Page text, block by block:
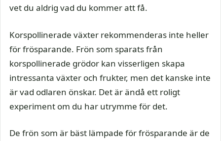
vet du aldrig vad du kommer att få.
Korspollinerade växter rekommenderas inte heller
för frösparande. Frön som sparats från
korspollinerade grödor kan visserligen skapa
intressanta växter och frukter, men det kanske inte
är vad odlaren önskar. Det är ändå ett roligt
experiment om du har utrymme för det.
De frön som är bäst lämpade för frösparande är de